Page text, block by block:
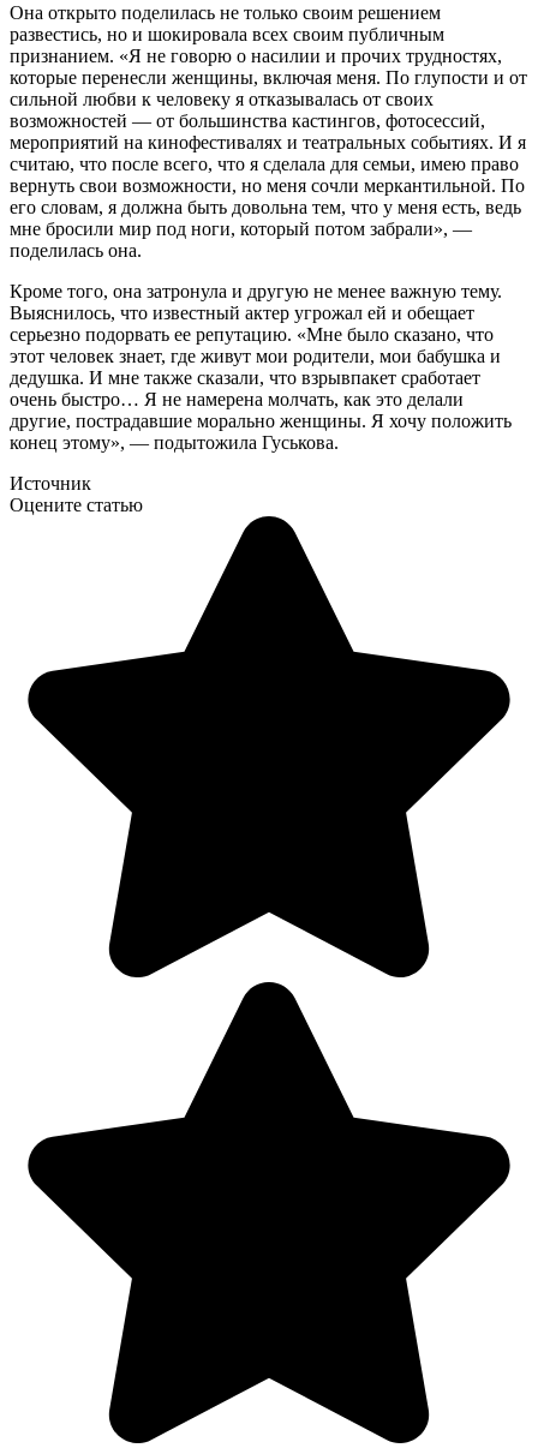
Она открыто поделилась не только своим решением
развестись, но и шокировала всех своим публичным
признанием. «Я не говорю о насилии и прочих трудностях,
которые перенесли женщины, включая меня. По глупости и от
сильной любви к человеку я отказывалась от своих
возможностей — от большинства кастингов, фотосессий,
мероприятий на кинофестивалях и театральных событиях. И я
считаю, что после всего, что я сделала для семьи, имею право
вернуть свои возможности, но меня сочли меркантильной. По
его словам, я должна быть довольна тем, что у меня есть, ведь
мне бросили мир под ноги, который потом забрали», —
поделилась она.
Кроме того, она затронула и другую не менее важную тему.
Выяснилось, что известный актер угрожал ей и обещает
серьезно подорвать ее репутацию. «Мне было сказано, что
этот человек знает, где живут мои родители, мои бабушка и
дедушка. И мне также сказали, что взрывпакет сработает
очень быстро… Я не намерена молчать, как это делали
другие, пострадавшие морально женщины. Я хочу положить
конец этому», — подытожила Гуськова.
Источник
Оцените статью